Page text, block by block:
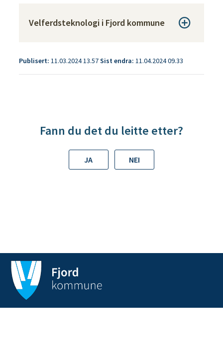
Velferdsteknologi i Fjord kommune
Publisert 11.03.2024 13.57Sist endra 11.04.2024 09.33
Fann du det du leitte etter?
JA NEI